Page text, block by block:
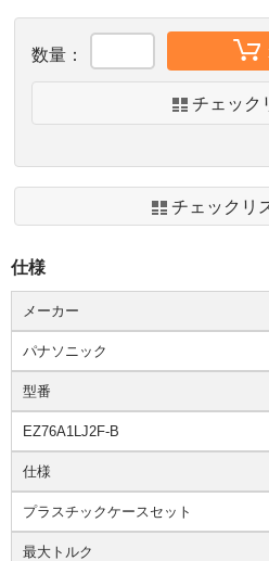
数量：
チェック
チェックリ
仕様
メーカー
パナソニック
型番
EZ76A1LJ2F-B
仕様
プラスチックケースセット
最大トルク